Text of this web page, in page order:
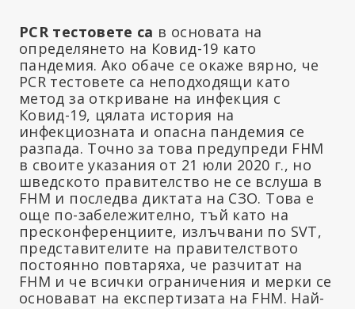
PCR тестовете са в основата на
определянето на Ковид-19 като
пандемия. Ако обаче се окаже вярно, че
PCR тестовете са неподходящи като
метод за откриване на инфекция с
Ковид-19, цялата история на
инфекциозната и опасна пандемия се
разпада. Точно за това предупреди FHM
в своите указания от 21 юли 2020 г., но
шведското правителство не се вслуша в
FHM и последва диктата на СЗО. Това е
още по-забележително, тъй като на
пресконференциите, излъчвани по SVT,
представителите на правителството
постоянно повтаряха, че разчитат на
FHM и че всички ограничения и мерки се
основават на експертизата на FHM. Най-